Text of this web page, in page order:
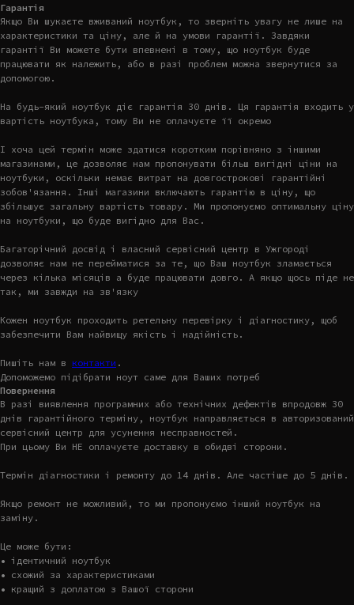
Гарантія
Якщо Ви шукаєте вживаний ноутбук, то зверніть увагу не лише на
характеристики та ціну, але й на умови гарантії. Завдяки
гарантії Ви можете бути впевнені в тому, що ноутбук буде
працювати як належить, або в разі проблем можна звернутися за
допомогою.
На будь-який ноутбук діє гарантія 30 днів. Ця гарантія входить у
вартість ноутбука, тому Ви не оплачуєте її окремо
І хоча цей термін може здатися коротким порівняно з іншими
магазинами, це дозволяє нам пропонувати більш вигідні ціни на
ноутбуки, оскільки немає витрат на довгострокові гарантійні
зобов'язання. Інші магазини включають гарантію в ціну, що
збільшує загальну вартість товару. Ми пропонуємо оптимальну ціну
на ноутбуки, що буде вигідно для Вас.
Багаторічний досвід і власний сервісний центр в Ужгороді
дозволяє нам не перейматися за те, що Ваш ноутбук зламається
через кілька місяців а буде працювати довго. А якщо щось піде не
так, ми завжди на зв'язку
Кожен ноутбук проходить ретельну перевірку і діагностику, щоб
забезпечити Вам найвищу якість і надійність.
Пишіть нам в контакти .
Допоможемо підібрати ноут саме для Ваших потреб
Повернення
В разі виявлення програмних або технічних дефектів впродовж 30
днів гарантійного терміну, ноутбук направляється в авторизований
сервісний центр для усунення несправностей.
При цьому Ви НЕ оплачуєте доставку в обидві сторони.
Термін діагностики і ремонту до 14 днів. Але частіше до 5 днів.
Якщо ремонт не можливий, то ми пропонуємо інший ноутбук на
заміну.
Це може бути:
• ідентичний ноутбук
• схожий за характеристиками
• кращий з доплатою з Вашої сторони